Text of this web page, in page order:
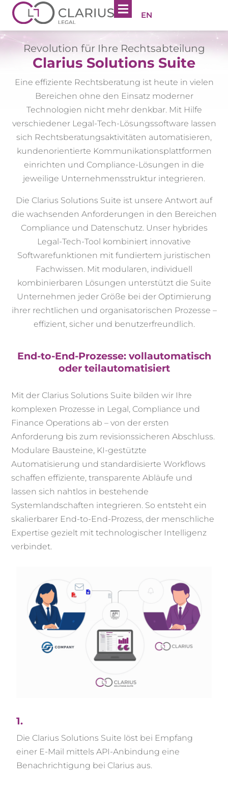
EN
Revolution für Ihre Rechtsabteilung
Clarius Solutions Suite
Eine effiziente Rechtsberatung ist heute in vielen
Bereichen ohne den Einsatz moderner
Technologien nicht mehr denkbar. Mit Hilfe
verschiedener Legal-Tech-Lösungssoftware lassen
sich Rechtsberatungsaktivitäten automatisieren,
kundenorientierte Kommunikationsplattformen
einrichten und Compliance-Lösungen in die
jeweilige Unternehmensstruktur integrieren.
Die Clarius Solutions Suite ist unsere Antwort auf
die wachsenden Anforderungen in den Bereichen
Compliance und Datenschutz. Unser hybrides
Legal-Tech-Tool kombiniert innovative
Softwarefunktionen mit fundiertem juristischen
Fachwissen. Mit modularen, individuell
kombinierbaren Lösungen unterstützt die Suite
Unternehmen jeder Größe bei der Optimierung
ihrer rechtlichen und organisatorischen Prozesse –
effizient, sicher und benutzerfreundlich.
End-to-End-Prozesse: vollautomatisch
oder teilautomatisiert
Mit der Clarius Solutions Suite bilden wir Ihre
komplexen Prozesse in Legal, Compliance und
Finance Operations ab – von der ersten
Anforderung bis zum revisionssicheren Abschluss.
Modulare Bausteine, KI-gestützte
Automatisierung und standardisierte Workflows
schaffen effiziente, transparente Abläufe und
lassen sich nahtlos in bestehende
Systemlandschaften integrieren. So entsteht ein
skalierbarer End-to-End-Prozess, der menschliche
Expertise gezielt mit technologischer Intelligenz
verbindet.
1.
Die Clarius Solutions Suite löst bei Empfang
einer E-Mail mittels API-Anbindung eine
Benachrichtigung bei Clarius aus.